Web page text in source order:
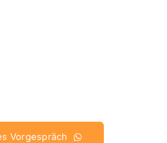
Vorgespräch